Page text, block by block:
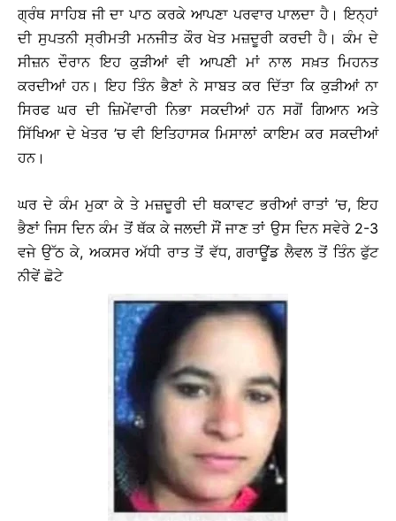
ਗ੍ਰੰਥ ਸਾਹਿਬ ਜੀ ਦਾ ਪਾਠ ਕਰਕੇ ਆਪਣਾ ਪਰਵਾਰ ਪਾਲਦਾ ਹੈ। ਇਨ੍ਹਾਂ
ਦੀ ਸੁਪਤਨੀ ਸ੍ਰੀਮਤੀ ਮਨਜੀਤ ਕੌਰ ਖੇਤ ਮਜ਼ਦੂਰੀ ਕਰਦੀ ਹੈ। ਕੰਮ ਦੇ
ਸੀਜ਼ਨ ਦੌਰਾਨ ਇਹ ਕੁੜੀਆਂ ਵੀ ਆਪਣੀ ਮਾਂ ਨਾਲ ਸਖ਼ਤ ਮਿਹਨਤ
ਕਰਦੀਆਂ ਹਨ। ਇਹ ਤਿੰਨ ਭੈਣਾਂ ਨੇ ਸਾਬਤ ਕਰ ਦਿੱਤਾ ਕਿ ਕੁੜੀਆਂ ਨਾ
ਸਿਰਫ ਘਰ ਦੀ ਜ਼ਿਮੇਂਵਾਰੀ ਨਿਭਾ ਸਕਦੀਆਂ ਹਨ ਸਗੋਂ ਗਿਆਨ ਅਤੇ
ਸਿੱਖਿਆ ਦੇ ਖੇਤਰ ’ਚ ਵੀ ਇਤਿਹਾਸਕ ਮਿਸਾਲਾਂ ਕਾਇਮ ਕਰ ਸਕਦੀਆਂ
ਹਨ।
ਘਰ ਦੇ ਕੰਮ ਮੁਕਾ ਕੇ ਤੇ ਮਜ਼ਦੂਰੀ ਦੀ ਥਕਾਵਟ ਭਰੀਆਂ ਰਾਤਾਂ ’ਚ, ਇਹ
ਭੈਣਾਂ ਜਿਸ ਦਿਨ ਕੰਮ ਤੋਂ ਥੱਕ ਕੇ ਜਲਦੀ ਸੌਂ ਜਾਣ ਤਾਂ ਉਸ ਦਿਨ ਸਵੇਰੇ 2-3
ਵਜੇ ਉੱਠ ਕੇ, ਅਕਸਰ ਅੱਧੀ ਰਾਤ ਤੋਂ ਵੱਧ, ਗਰਾਊਂਡ ਲੈਵਲ ਤੋਂ ਤਿੰਨ ਫੁੱਟ
ਨੀਵੇਂ ਛੋਟੇ